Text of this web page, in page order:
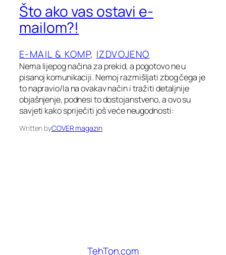
Što ako vas ostavi e-
mailom?!
E-MAIL & KOMP, IZDVOJENO
Nema lijepog načina za prekid, a pogotovo ne u
pisanoj komunikaciji. Nemoj razmišljati zbog čega je
to napravio/la na ovakav način i tražiti detaljnije
objašnjenje, podnesi to dostojanstveno, a ovo su
savjeti kako spriječiti još veće neugodnosti:
Written byCOVER magazin
TehTon.com